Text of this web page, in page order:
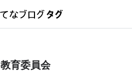
教育委員会